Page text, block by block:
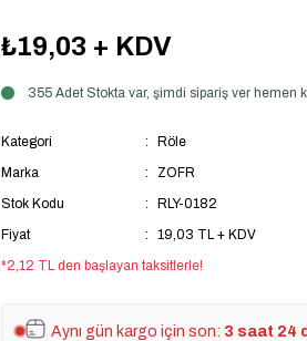
₺19,03 + KDV
355 Adet Stokta var, şimdi sipariş ver hemen
Kategori
Röle
Marka
ZOFR
Stok Kodu
RLY-0182
Fiyat
19,03 TL + KDV
*2,12 TL den başlayan taksitlerle!
Aynı gün kargo için son: 3 saat 24